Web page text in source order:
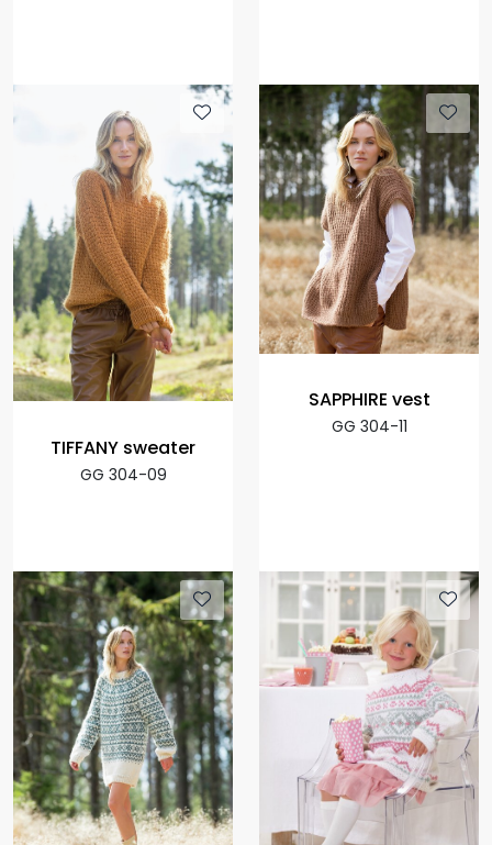
TIFFANY sweater
GG 304-09
SAPPHIRE vest
GG 304-11